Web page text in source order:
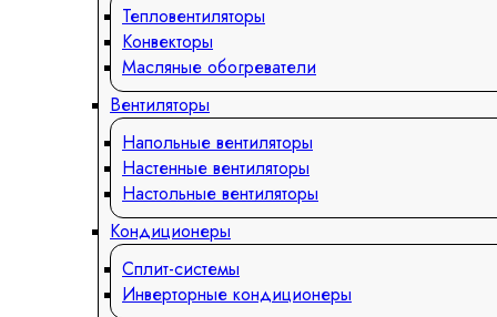
Тепловентиляторы
Конвекторы
Масляные обогреватели
Вентиляторы
Напольные вентиляторы
Настенные вентиляторы
Настольные вентиляторы
Кондиционеры
Сплит-системы
Инверторные кондиционеры